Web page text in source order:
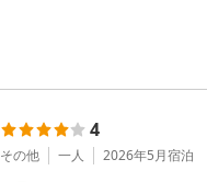
4
その他 一人 2026年5月宿泊